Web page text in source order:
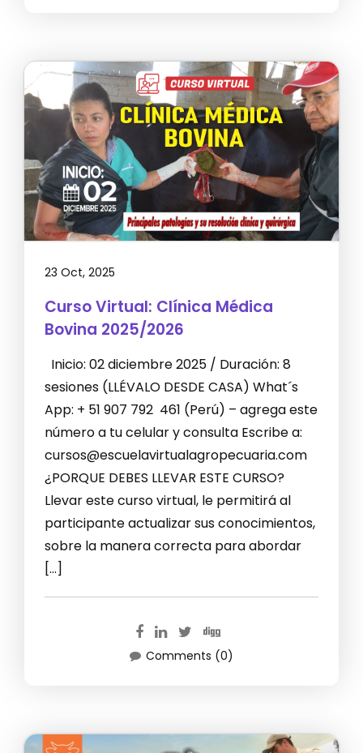
23 Oct, 2025
Curso Virtual: Clínica Médica
Bovina 2025/2026
Inicio: 02 diciembre 2025 / Duración: 8
sesiones (LLÉVALO DESDE CASA) What´s
App: + 51 907 792 461 (Perú) – agrega este
número a tu celular y consulta Escribe a:
cursos@escuelavirtualagropecuaria.com
¿PORQUE DEBES LLEVAR ESTE CURSO?
Llevar este curso virtual, le permitirá al
participante actualizar sus conocimientos,
sobre la manera correcta para abordar
[…]
Comments (0)